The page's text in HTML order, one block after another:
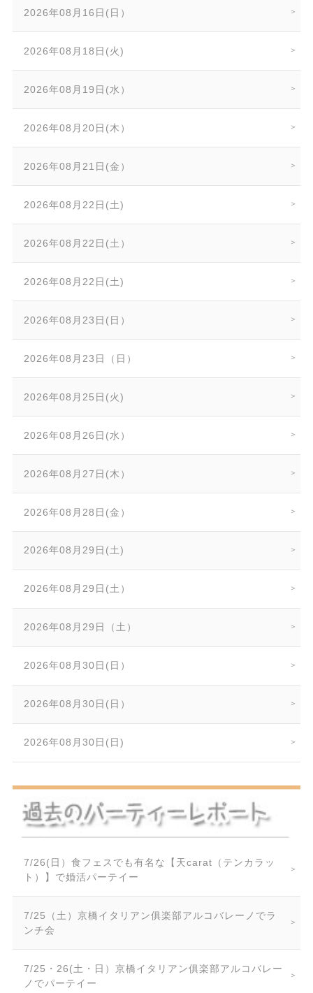
2026年08月16日(日）
2026年08月18日(火)
2026年08月19日(水）
2026年08月20日(木）
2026年08月21日(金）
2026年08月22日(土)
2026年08月22日(土）
2026年08月22日(土)
2026年08月23日(日）
2026年08月23日（日）
2026年08月25日(火)
2026年08月26日(水）
2026年08月27日(木）
2026年08月28日(金）
2026年08月29日(土)
2026年08月29日(土）
2026年08月29日（土）
2026年08月30日(日）
2026年08月30日(日）
2026年08月30日(日)
7/26(日）食フェスでも有名な【天carat（テンカラッ
ト）】で婚活パーテイー
7/25（土）京橋イタリアン俱楽部アルコバレーノでラ
ンチ会
7/25・26(土・日）京橋イタリアン俱楽部アルコバレー
ノでパーテイー